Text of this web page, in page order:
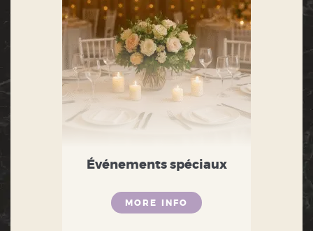
Événements spéciaux
MORE INFO